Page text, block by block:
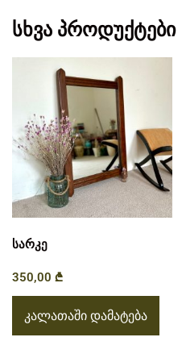
სხვა პროდუქტები
სარკე
350,00 ₾
კალათაში დამატება